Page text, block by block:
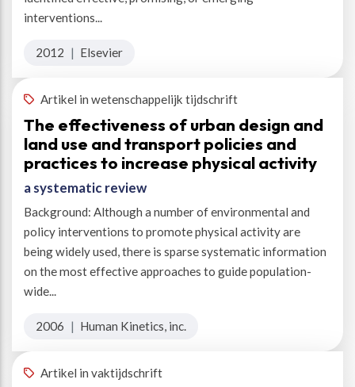
interventions...
2012 | Elsevier
Artikel in wetenschappelijk tijdschrift
The effectiveness of urban design and
land use and transport policies and
practices to increase physical activity
a systematic review
Background: Although a number of environmental and
policy interventions to promote physical activity are
being widely used, there is sparse systematic information
on the most effective approaches to guide population-
wide...
2006 | Human Kinetics, inc.
Artikel in vaktijdschrift